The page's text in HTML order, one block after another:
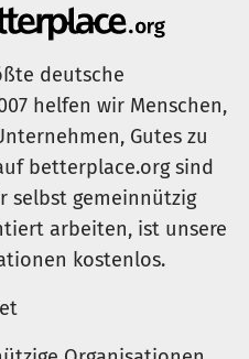
deutsche
helfen wir Menschen,
Gutes zu
betterplace.org sind
selbst gemeinnützig
arbeiten, ist unsere
kostenlos.